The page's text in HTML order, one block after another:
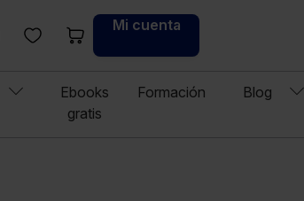
Mi cuenta
Ebooks
gratis
Formación Blog